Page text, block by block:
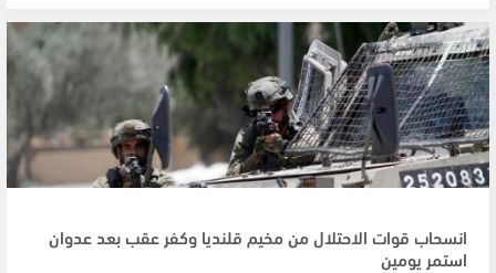
انسحاب قوات الاحتلال من مخيم قلنديا وكفر عقب بعد عدوان
استمر يومين